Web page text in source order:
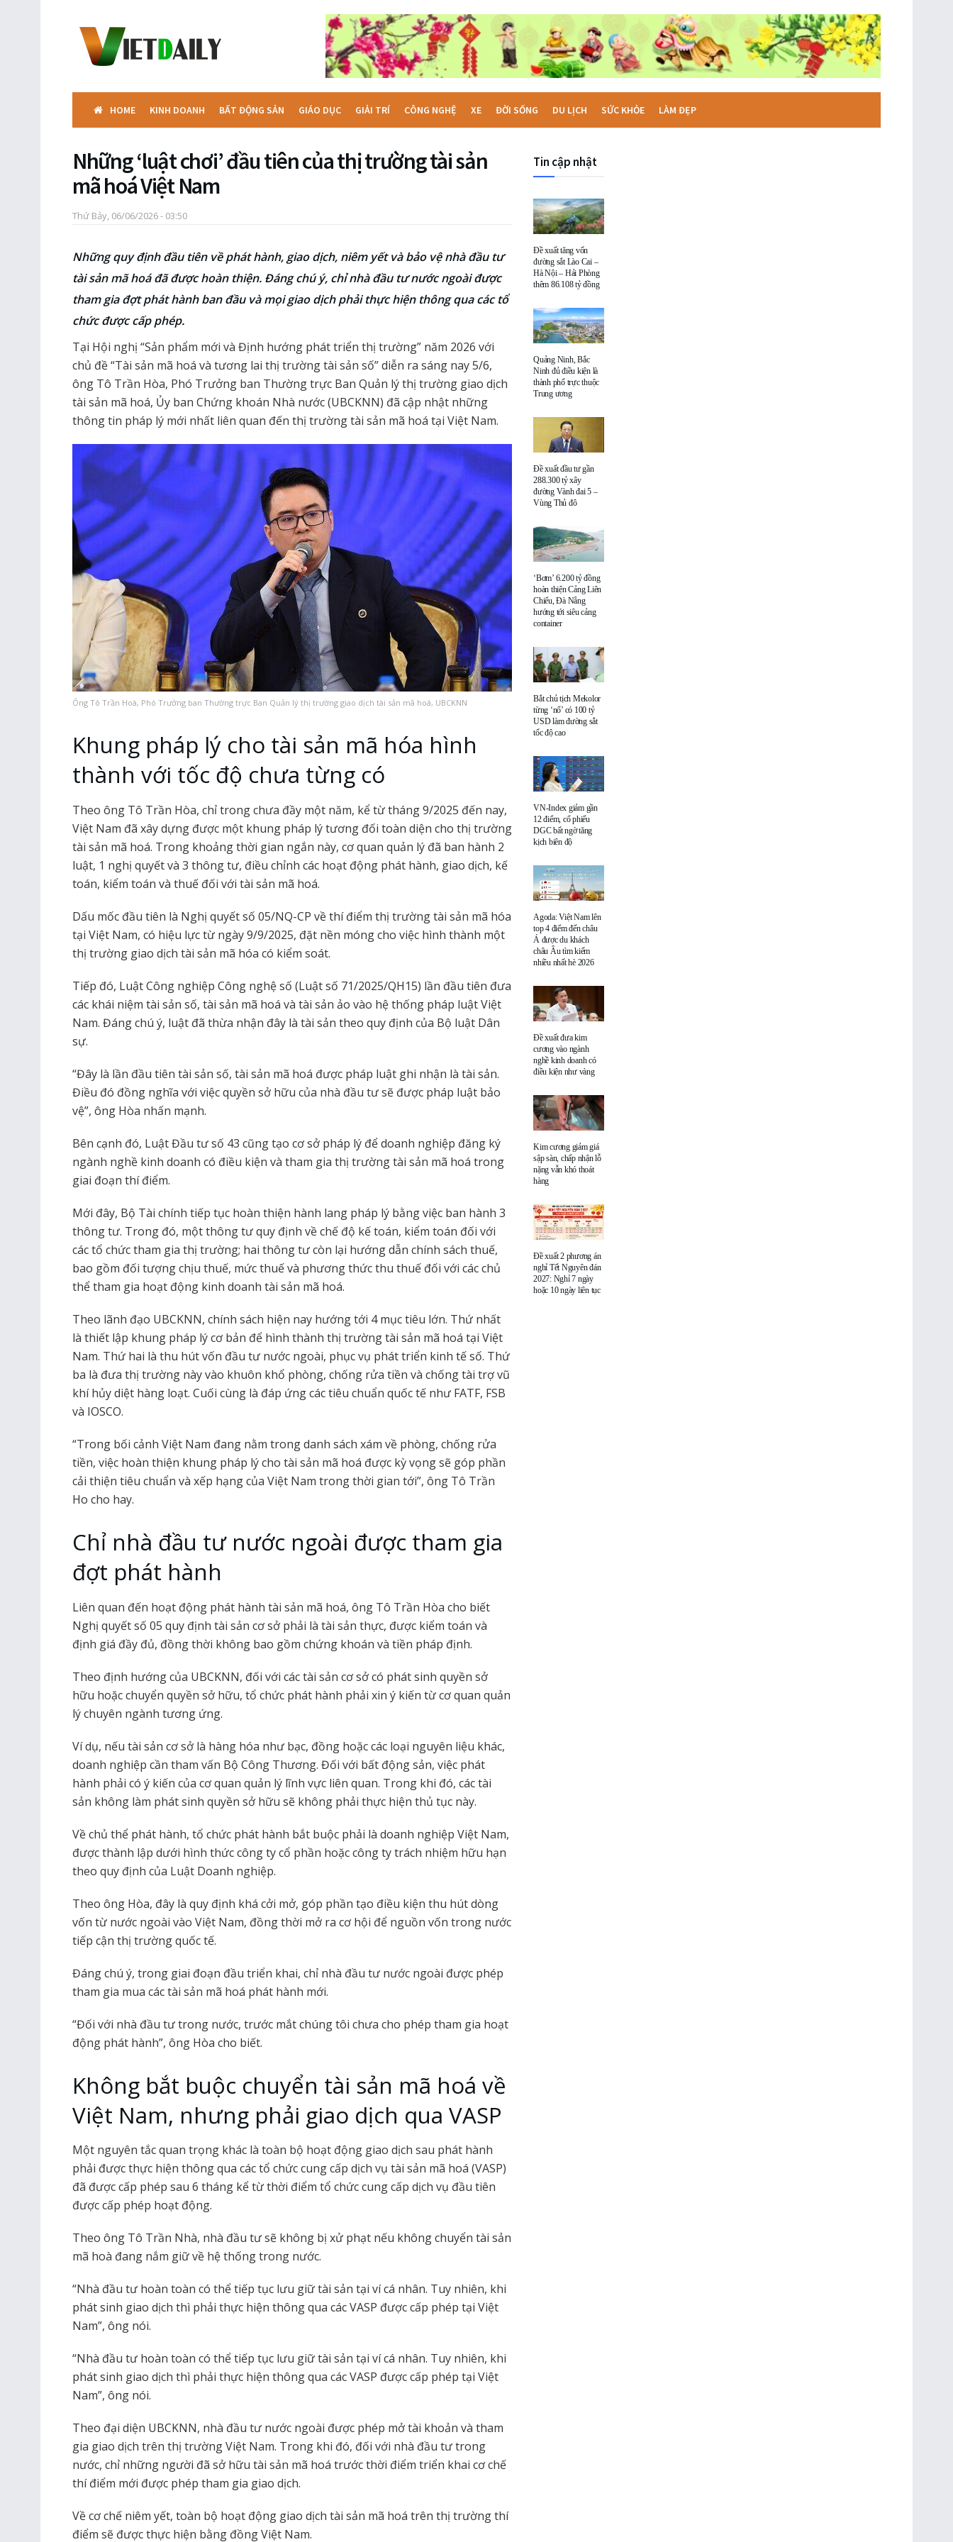
HOME KINH DOANH BẤT ĐỘNG SẢN GIÁO DỤC GIẢI TRÍ CÔNG NGHỆ XE ĐỜI SỐNG DU LỊCH SỨC KHỎE LÀM ĐẸP
Những ‘luật chơi’ đầu tiên của thị trường tài sản
mã hoá Việt Nam
Thứ Bảy, 06/06/2026 - 03:50
Những quy định đầu tiên về phát hành, giao dịch, niêm yết và bảo vệ nhà đầu tư
tài sản mã hoá đã được hoàn thiện. Đáng chú ý, chỉ nhà đầu tư nước ngoài được
tham gia đợt phát hành ban đầu và mọi giao dịch phải thực hiện thông qua các tổ
chức được cấp phép.
Tại Hội nghị “Sản phẩm mới và Định hướng phát triển thị trường” năm 2026 với
chủ đề “Tài sản mã hoá và tương lai thị trường tài sản số” diễn ra sáng nay 5/6,
ông Tô Trần Hòa, Phó Trưởng ban Thường trực Ban Quản lý thị trường giao dịch
tài sản mã hoá, Ủy ban Chứng khoán Nhà nước (UBCKNN) đã cập nhật những
thông tin pháp lý mới nhất liên quan đến thị trường tài sản mã hoá tại Việt Nam.
Ông Tô Trần Hoà, Phó Trưởng ban Thường trực Ban Quản lý thị trường giao dịch tài sản mã hoá, UBCKNN
Khung pháp lý cho tài sản mã hóa hình
thành với tốc độ chưa từng có
Theo ông Tô Trần Hòa, chỉ trong chưa đầy một năm, kể từ tháng 9/2025 đến nay,
Việt Nam đã xây dựng được một khung pháp lý tương đối toàn diện cho thị trường
tài sản mã hoá. Trong khoảng thời gian ngắn này, cơ quan quản lý đã ban hành 2
luật, 1 nghị quyết và 3 thông tư, điều chỉnh các hoạt động phát hành, giao dịch, kế
toán, kiểm toán và thuế đối với tài sản mã hoá.
Dấu mốc đầu tiên là Nghị quyết số 05/NQ-CP về thí điểm thị trường tài sản mã hóa
tại Việt Nam, có hiệu lực từ ngày 9/9/2025, đặt nền móng cho việc hình thành một
thị trường giao dịch tài sản mã hóa có kiểm soát.
Tiếp đó, Luật Công nghiệp Công nghệ số (Luật số 71/2025/QH15) lần đầu tiên đưa
các khái niệm tài sản số, tài sản mã hoá và tài sản ảo vào hệ thống pháp luật Việt
Nam. Đáng chú ý, luật đã thừa nhận đây là tài sản theo quy định của Bộ luật Dân
sự.
“Đây là lần đầu tiên tài sản số, tài sản mã hoá được pháp luật ghi nhận là tài sản.
Điều đó đồng nghĩa với việc quyền sở hữu của nhà đầu tư sẽ được pháp luật bảo
vệ”, ông Hòa nhấn mạnh.
Bên cạnh đó, Luật Đầu tư số 43 cũng tạo cơ sở pháp lý để doanh nghiệp đăng ký
ngành nghề kinh doanh có điều kiện và tham gia thị trường tài sản mã hoá trong
giai đoạn thí điểm.
Mới đây, Bộ Tài chính tiếp tục hoàn thiện hành lang pháp lý bằng việc ban hành 3
thông tư. Trong đó, một thông tư quy định về chế độ kế toán, kiểm toán đối với
các tổ chức tham gia thị trường; hai thông tư còn lại hướng dẫn chính sách thuế,
bao gồm đối tượng chịu thuế, mức thuế và phương thức thu thuế đối với các chủ
thể tham gia hoạt động kinh doanh tài sản mã hoá.
Theo lãnh đạo UBCKNN, chính sách hiện nay hướng tới 4 mục tiêu lớn. Thứ nhất
là thiết lập khung pháp lý cơ bản để hình thành thị trường tài sản mã hoá tại Việt
Nam. Thứ hai là thu hút vốn đầu tư nước ngoài, phục vụ phát triển kinh tế số. Thứ
ba là đưa thị trường này vào khuôn khổ phòng, chống rửa tiền và chống tài trợ vũ
khí hủy diệt hàng loạt. Cuối cùng là đáp ứng các tiêu chuẩn quốc tế như FATF, FSB
và IOSCO.
“Trong bối cảnh Việt Nam đang nằm trong danh sách xám về phòng, chống rửa
tiền, việc hoàn thiện khung pháp lý cho tài sản mã hoá được kỳ vọng sẽ góp phần
cải thiện tiêu chuẩn và xếp hạng của Việt Nam trong thời gian tới”, ông Tô Trần
Ho cho hay.
Chỉ nhà đầu tư nước ngoài được tham gia
đợt phát hành
Liên quan đến hoạt động phát hành tài sản mã hoá, ông Tô Trần Hòa cho biết
Nghị quyết số 05 quy định tài sản cơ sở phải là tài sản thực, được kiểm toán và
định giá đầy đủ, đồng thời không bao gồm chứng khoán và tiền pháp định.
Theo định hướng của UBCKNN, đối với các tài sản cơ sở có phát sinh quyền sở
hữu hoặc chuyển quyền sở hữu, tổ chức phát hành phải xin ý kiến từ cơ quan quản
lý chuyên ngành tương ứng.
Ví dụ, nếu tài sản cơ sở là hàng hóa như bạc, đồng hoặc các loại nguyên liệu khác,
doanh nghiệp cần tham vấn Bộ Công Thương. Đối với bất động sản, việc phát
hành phải có ý kiến của cơ quan quản lý lĩnh vực liên quan. Trong khi đó, các tài
sản không làm phát sinh quyền sở hữu sẽ không phải thực hiện thủ tục này.
Về chủ thể phát hành, tổ chức phát hành bắt buộc phải là doanh nghiệp Việt Nam,
được thành lập dưới hình thức công ty cổ phần hoặc công ty trách nhiệm hữu hạn
theo quy định của Luật Doanh nghiệp.
Theo ông Hòa, đây là quy định khá cởi mở, góp phần tạo điều kiện thu hút dòng
vốn từ nước ngoài vào Việt Nam, đồng thời mở ra cơ hội để nguồn vốn trong nước
tiếp cận thị trường quốc tế.
Đáng chú ý, trong giai đoạn đầu triển khai, chỉ nhà đầu tư nước ngoài được phép
tham gia mua các tài sản mã hoá phát hành mới.
“Đối với nhà đầu tư trong nước, trước mắt chúng tôi chưa cho phép tham gia hoạt
động phát hành”, ông Hòa cho biết.
Không bắt buộc chuyển tài sản mã hoá về
Việt Nam, nhưng phải giao dịch qua VASP
Một nguyên tắc quan trọng khác là toàn bộ hoạt động giao dịch sau phát hành
phải được thực hiện thông qua các tổ chức cung cấp dịch vụ tài sản mã hoá (VASP)
đã được cấp phép sau 6 tháng kể từ thời điểm tổ chức cung cấp dịch vụ đầu tiên
được cấp phép hoạt động.
Theo ông Tô Trần Nhà, nhà đầu tư sẽ không bị xử phạt nếu không chuyển tài sản
mã hoà đang nắm giữ về hệ thống trong nước.
“Nhà đầu tư hoàn toàn có thể tiếp tục lưu giữ tài sản tại ví cá nhân. Tuy nhiên, khi
phát sinh giao dịch thì phải thực hiện thông qua các VASP được cấp phép tại Việt
Nam”, ông nói.
“Nhà đầu tư hoàn toàn có thể tiếp tục lưu giữ tài sản tại ví cá nhân. Tuy nhiên, khi
phát sinh giao dịch thì phải thực hiện thông qua các VASP được cấp phép tại Việt
Nam”, ông nói.
Theo đại diện UBCKNN, nhà đầu tư nước ngoài được phép mở tài khoản và tham
gia giao dịch trên thị trường Việt Nam. Trong khi đó, đối với nhà đầu tư trong
nước, chỉ những người đã sở hữu tài sản mã hoá trước thời điểm triển khai cơ chế
thí điểm mới được phép tham gia giao dịch.
Về cơ chế niêm yết, toàn bộ hoạt động giao dịch tài sản mã hoá trên thị trường thí
điểm sẽ được thực hiện bằng đồng Việt Nam.
Tin cập nhật
Đề xuất tăng vốn
đường sắt Lào Cai –
Hà Nội – Hải Phòng
thêm 86.108 tỷ đồng
Quảng Ninh, Bắc
Ninh đủ điều kiện là
thành phố trực thuộc
Trung ương
Đề xuất đầu tư gần
288.300 tỷ xây
đường Vành đai 5 –
Vùng Thủ đô
‘Bơm’ 6.200 tỷ đồng
hoàn thiện Cảng Liên
Chiểu, Đà Nẵng
hướng tới siêu cảng
container
Bắt chủ tịch Mekolor
từng ‘nổ’ có 100 tỷ
USD làm đường sắt
tốc độ cao
VN-Index giảm gần
12 điểm, cổ phiếu
DGC bất ngờ tăng
kịch biên độ
Agoda: Việt Nam lên
top 4 điểm đến châu
Á được du khách
châu Âu tìm kiếm
nhiều nhất hè 2026
Đề xuất đưa kim
cương vào ngành
nghề kinh doanh có
điều kiện như vàng
Kim cương giảm giá
sập sàn, chấp nhận lỗ
nặng vẫn khó thoát
hàng
Đề xuất 2 phương án
nghỉ Tết Nguyên đán
2027: Nghỉ 7 ngày
hoặc 10 ngày liên tục